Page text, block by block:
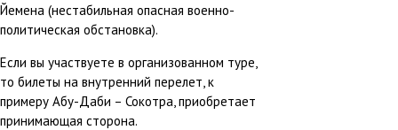
Йемена (нестабильная опасная военно-
политическая обстановка).
Если вы участвуете в организованном туре,
то билеты на внутренний перелет, к
примеру Абу-Даби – Сокотра, приобретает
принимающая сторона.